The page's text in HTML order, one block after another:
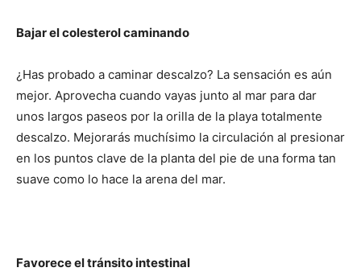
Bajar el colesterol caminando
¿Has probado a caminar descalzo? La sensación es aún
mejor. Aprovecha cuando vayas junto al mar para dar
unos largos paseos por la orilla de la playa totalmente
descalzo. Mejorarás muchísimo la circulación al presionar
en los puntos clave de la planta del pie de una forma tan
suave como lo hace la arena del mar.
Favorece el tránsito intestinal